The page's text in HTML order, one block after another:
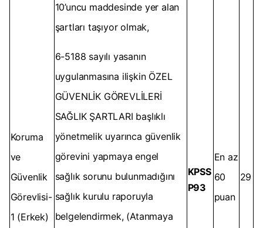
Koruma
ve
Güvenlik
Görevlisi-
1 (Erkek)
10’uncu maddesinde yer alan
şartları taşıyor olmak,
6-5188 sayılı yasanın
uygulanmasına ilişkin ÖZEL
GÜVENLİK GÖREVLİLERİ
SAĞLIK ŞARTLARI başlıklı
yönetmelik uyarınca güvenlik
görevini yapmaya engel
sağlık sorunu bulunmadığını
sağlık kurulu raporuyla
belgelendirmek, (Atanmaya
KPSS
P93
En az
60
puan
29